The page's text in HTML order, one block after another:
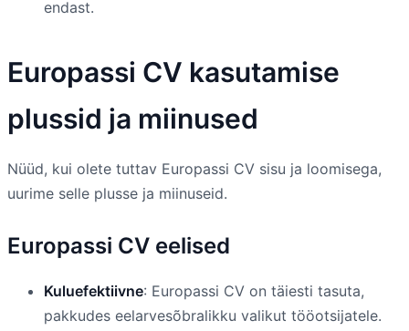
endast.
Europassi CV kasutamise
plussid ja miinused
Nüüd, kui olete tuttav Europassi CV sisu ja loomisega,
uurime selle plusse ja miinuseid.
Europassi CV eelised
Kuluefektiivne: Europassi CV on täiesti tasuta,
pakkudes eelarvesõbralikku valikut tööotsijatele.